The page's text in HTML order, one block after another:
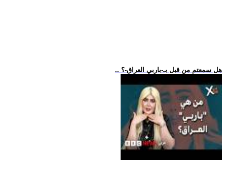
.. هل سمعتم من قبل بـ-باربي العراق-؟